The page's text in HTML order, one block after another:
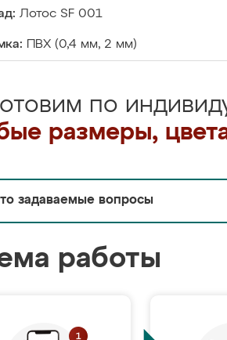
Лотос SF 001
ПВХ (0,4 мм, 2 мм)
по
размеры,
задаваемые вопросы
работы